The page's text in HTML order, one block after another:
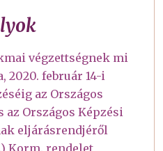
végzettségnek mi
2020. február 14-i
az Országos
az Országos Képzési
eljárásrendjéről